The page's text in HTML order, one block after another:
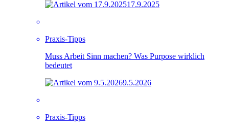
17.9.2025
Praxis-Tipps
Muss Arbeit Sinn machen? Was Purpose wirklich
bedeutet
9.5.2026
Praxis-Tipps